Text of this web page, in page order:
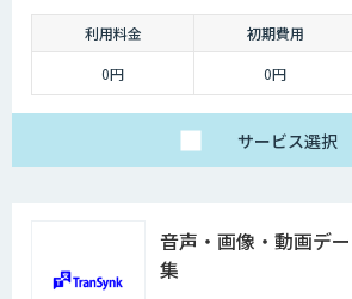
【プレミアム】
アドバンスの内容に加
え、より高度なカスタ
マイズ（高精度AI学
習・フォロー支援）に
対応するプラン。
応など、個別要件に柔
詳しくはお問い合わせ
利用料金 初期費用
0円
0円
サービス選択
音声・画像・動画デ
集